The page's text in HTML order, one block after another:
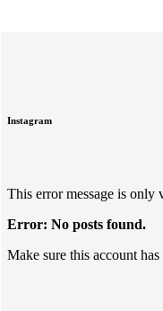
Instagram
This error message is only
Error: No posts found.
Make sure this account